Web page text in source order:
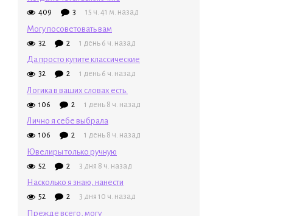
409 3 15 ч. 41 м. назад
Могу посоветовать вам
32 2 1 день 6 ч. назад
Да просто купите классические
32 2 1 день 6 ч. назад
Логика в ваших словах есть.
106 2 1 день 8 ч. назад
Лично я себе выбрала
106 2 1 день 8 ч. назад
Ювелиры только ручную
52 2 3 дня 8 ч. назад
Насколько я знаю, нанести
52 2 3 дня 10 ч. назад
Прежде всего, могу